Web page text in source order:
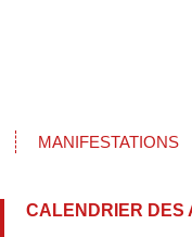
MANIFESTATIONS
CALENDRIER DES